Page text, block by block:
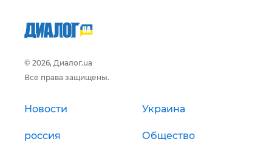
© 2026, Диалог.ua
Все права защищены.
Новости Украина
россия Общество